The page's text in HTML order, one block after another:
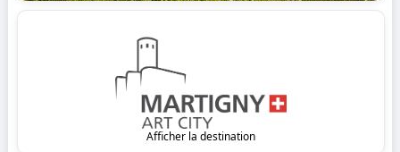
Afficher la destination